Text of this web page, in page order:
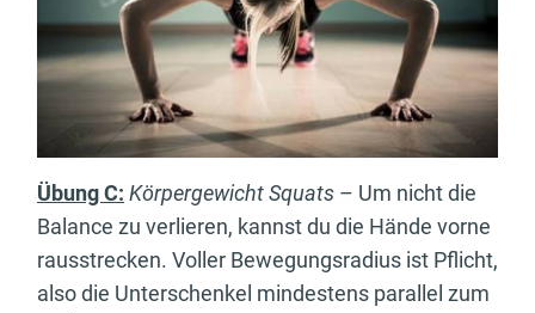
Übung C: Körpergewicht Squats – Um nicht die
Balance zu verlieren, kannst du die Hände vorne
rausstrecken. Voller Bewegungsradius ist Pflicht,
also die Unterschenkel mindestens parallel zum